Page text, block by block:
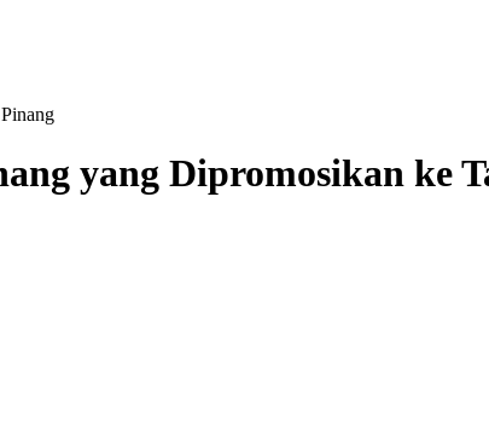
yang Dipromosikan ke